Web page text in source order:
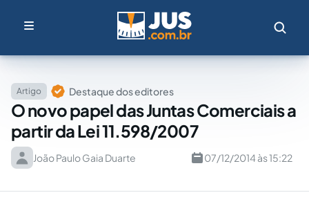
Artigo Destaque dos editores
O novo papel das Juntas Comerciais a
partir da Lei 11.598/2007
João Paulo Gaia Duarte 07/12/2014 às 15:22